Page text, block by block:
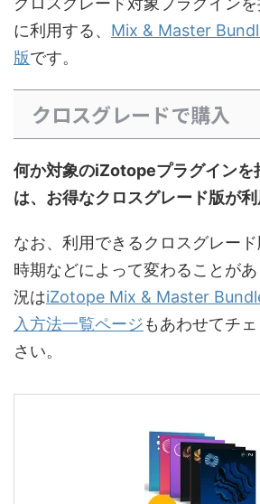
に利用する、 Mix & Master
版です。
クロスグレードで購入
何か対象のiZotopeプラグインを
は、お得なクロスグレード版が利
なお、利用できるクロスグレー
時期などによって変わることが
況はiZotope Mix & Master
入方法一覧ページもあわせてチ
さい。